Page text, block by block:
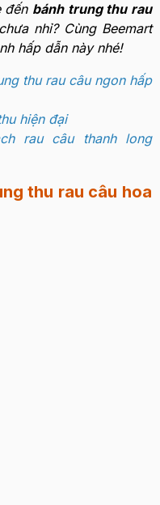
đến bánh trung thu rau
nhỉ? Cùng Beemart
hấp dẫn này nhé!
thu rau câu ngon hấp
hiện đại
rau câu thanh long
thu rau câu hoa